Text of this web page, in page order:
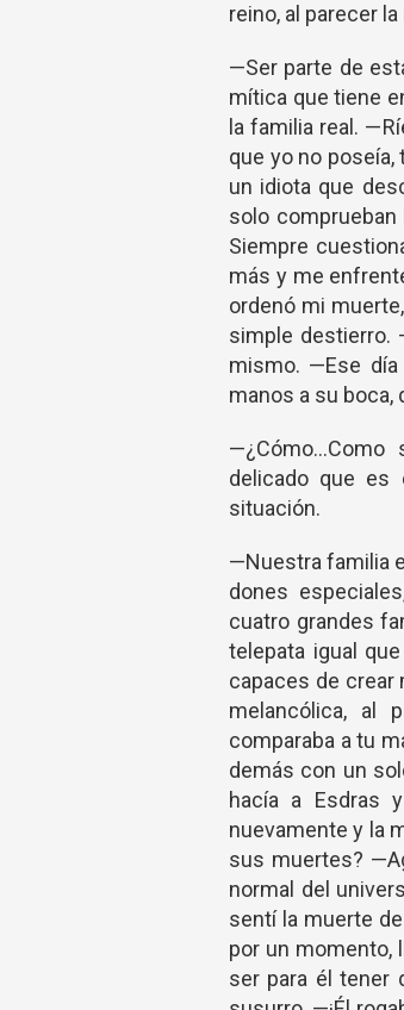
reino, al parecer
—Ser parte de
mítica que tiene
la familia real.
que yo no poseía,
un idiota que
solo
Siempre
más y me
ordenó mi
simple destierro.
mismo. —Ese
manos a su
delicado que es
situación.
—Nuestra familia
dones
cuatro grandes
telepata igual
capaces de crear
melancólica, al
comparaba a tu
demás con un
hacía a Esdras
nuevamente y la
sus muertes?
normal del
sentí la muerte
por un momento,
ser para él tener